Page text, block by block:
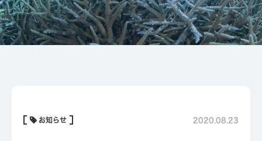
お知らせ 2020.08.23